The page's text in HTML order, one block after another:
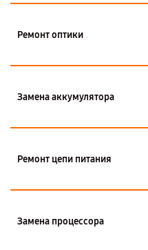
Ремонт оптики
Замена аккумулятора
Ремонт цепи питания
Замена процессора